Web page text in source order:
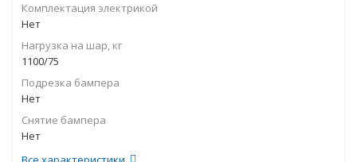
Комплектация электрикой
Нет
Нагрузка на шар, кг
1100/75
Подрезка бампера
Нет
Снятие бампера
Нет